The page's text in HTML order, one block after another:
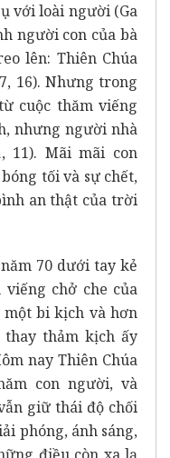
với loài người (Ga
người con của bà
lên: Thiên Chúa
16). Nhưng trong
cuộc thăm viếng
nhưng người nhà
11). Mãi mãi con
tối và sự chết,
an thật của trời
70 dưới tay kẻ
chở che của
một bi kịch và hơn
thảm kịch ấy
nay Thiên Chúa
con người, và
giữ thái độ chối
phóng, ánh sáng,